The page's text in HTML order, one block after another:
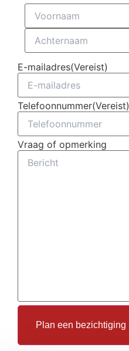
E-mailadres(Vereist)
Telefoonnummer(Vereist)
Vraag of opmerking
Plan een bezichtiging